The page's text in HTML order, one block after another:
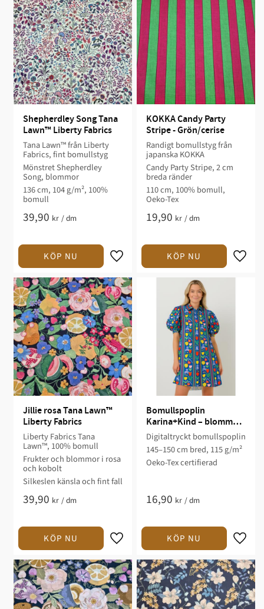
Shepherdley Song Tana
Lawn™ Liberty Fabrics
Tana Lawn™ från Liberty
Fabrics, fint bomullstyg
Mönstret Shepherdley
Song, blommor
136 cm, 104 g/m², 100%
bomull
39,90 kr /dm
KOKKA Candy Party
Stripe - Grön/cerise
Randigt bomullstyg från
japanska KOKKA
Candy Party Stripe, 2 cm
breda ränder
110 cm, 100% bomull,
Oeko-Tex
19,90 kr /dm
Jillie rosa Tana Lawn™
Liberty Fabrics
Liberty Fabrics Tana
Lawn™, 100% bomull
Frukter och blommor i rosa
och kobolt
Silkeslen känsla och fint fall
39,90 kr /dm
Bomullspoplin
Karina+Kind – blommor
och ränder
Digitaltryckt bomullspoplin
145–150 cm bred, 115 g/m²
Oeko-Tex certifierad
16,90 kr /dm